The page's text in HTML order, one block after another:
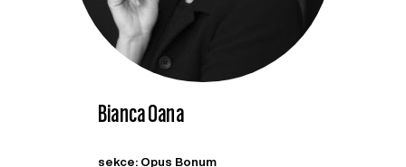
Bianca Oana
sekce: Opus Bonum